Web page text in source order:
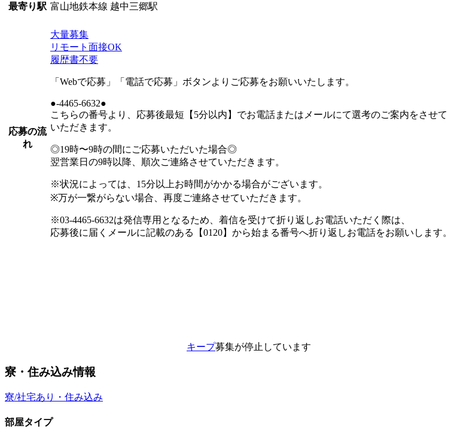
最寄り駅 富山地鉄本線 越中三郷駅
応募の流
れ
大量募集
リモート面接OK
履歴書不要
「Webで応募」「電話で応募」ボタンよりご応募をお願いいたします。
●-4465-6632●
こちらの番号より、応募後最短【5分以内】でお電話またはメールにて選考のご案内をさせて
いただきます。
◎19時〜9時の間にご応募いただいた場合◎
翌営業日の9時以降、順次ご連絡させていただきます。
※状況によっては、15分以上お時間がかかる場合がございます。
※万が一繋がらない場合、再度ご連絡させていただきます。
※03-4465-6632は発信専用となるため、着信を受けて折り返しお電話いただく際は、
応募後に届くメールに記載のある【0120】から始まる番号へ折り返しお電話をお願いします。
キープ募集が停止しています
寮・住み込み情報
寮/社宅あり・住み込み
部屋タイプ